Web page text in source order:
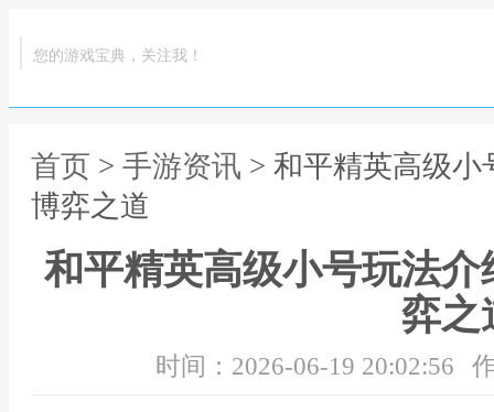
您的游戏宝典，关注我！
首页 > 手游资讯 > 和平精英高级
博弈之道
和平精英高级小号玩法
弈之
时间：2026-06-19 20:02:56